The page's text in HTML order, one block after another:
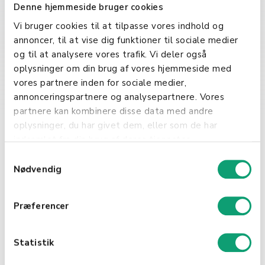
Denne hjemmeside bruger cookies
Vi bruger cookies til at tilpasse vores indhold og
annoncer, til at vise dig funktioner til sociale medier
og til at analysere vores trafik. Vi deler også
oplysninger om din brug af vores hjemmeside med
vores partnere inden for sociale medier,
annonceringspartnere og analysepartnere. Vores
partnere kan kombinere disse data med andre
oplysninger, du har givet dem, eller som de har
Nødvendig
Præferencer
Statistik
IOS en rekke applikasjoner og
produktiviteten. Fra avanserte e-
postløsninger og
kalenderfunksjoner til profesjonelle
design- og redigeringsverktøy, IOS
hjelper brukere med å holde seg
organisert, effektive og kreative.
Underholdning og Fritid
bredt utvalg av
App Store kan brukere laste ned
sentrum for personlig